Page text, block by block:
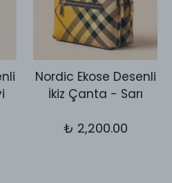
Nordic Ekose Desenli
İkiz Çanta - Sarı
₺ 2,200.00